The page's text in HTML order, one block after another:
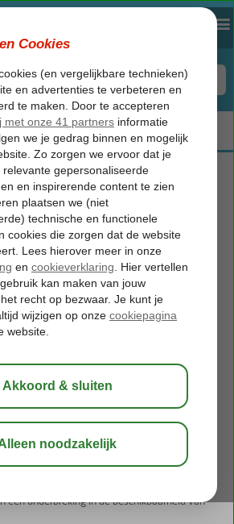
van de inhoud van onze publicaties de
wordt betracht, bestaat de
informatie (na verloop van tijd) verouderd of
aanvaardt geen aansprakelijkheid voor
kunnen voortvloeien uit het gebruik van
gecreëerde website(s), brochures, flyers,
en kan geen garanties geven met
inhoud daarvan.
aansprakelijkheid voor schade van welke
inhoud van derden op de website(s) van
voor om zonder aankondiging of opgaaf van
te wijzigen en/of te verwijderen.
worden gehouden voor besluiten
de door ons verstrekte informatie, indien die
bedoeld of op een onoordeelkundige wijze
bieden betreffende de veiligheid van de
gesteld worden voor de schade die, direct of
een onderbreking in de beschikbaarheid van